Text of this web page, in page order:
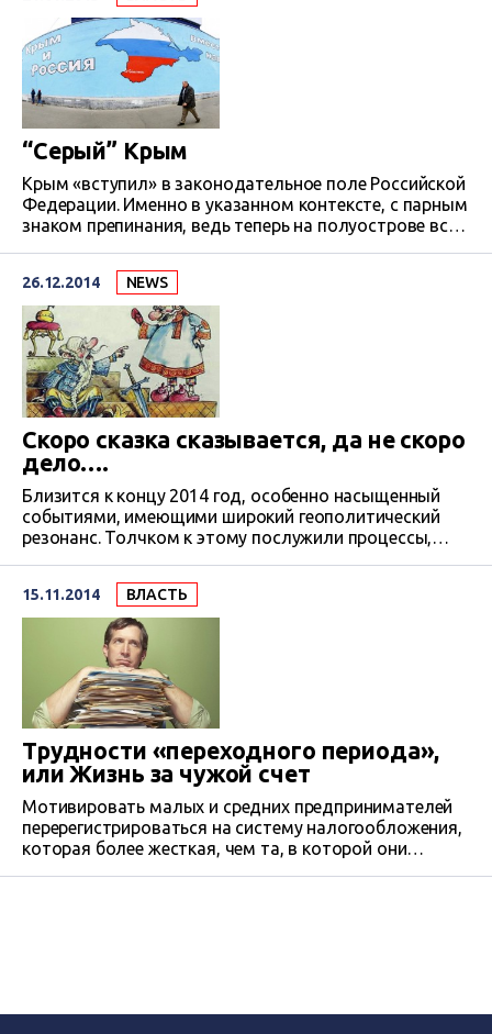
Отмечать которую намерены на федеральном
уровне.
“Серый” Крым
Крым «вступил» в законодательное поле Российской
Федерации. Именно в указанном контексте, с парным
знаком препинания, ведь теперь на полуострове все
восторженных сторонников спецоперации
«Крымнаш». Удивляться привыкают. Например –
последний сюрприз. Без предупреждения, без явной
экономической причины и внятного
законодательного обоснования, российские банки
перестали принимать к обмену гривну. Несмотря…
26.12.2014 NEWS
Скоро сказка сказывается, да не скоро
дело….
Близится к концу 2014 год, особенно насыщенный
событиями, имеющими широкий геополитический
резонанс. Толчком к этому послужили процессы,
последнюю роль сыграла и информационная атака,
переполненная обещаниями «лучшей жизни» для
крымчан. Эксперты и политики еще не раз оценят и
переоценят как саму аннексию Крыма Россией, так и
ее геополитические последствия. Но…
15.11.2014 ВЛАСТЬ
Трудности «переходного периода»,
или Жизнь за чужой счет
Мотивировать малых и средних предпринимателей
перерегистрироваться на систему налогообложения,
которая более жесткая, чем та, в которой они